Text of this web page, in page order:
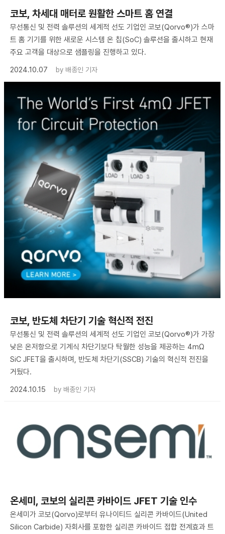
코보, 차세대 매터로 원활한 스마트 홈 연결
무선통신 및 전력 솔루션의 세계적 선도 기업인 코보(Qorvo®)가 스마
트 홈 기기를 위한 새로운 시스템 온 칩(SoC) 솔루션을 출시하고 현재
주요 고객을 대상으로 샘플링을 진행하고 있다.
2024.10.07
by 배종인 기자
코보, 반도체 차단기 기술 혁신적 전진
무선통신 및 전력 솔루션의 세계적 선도 기업인 코보(Qorvo®)가 가장
낮은 온저항으로 기계식 차단기보다 탁월한 성능을 제공하는 4mΩ
SiC JFET을 출시하며, 반도체 차단기(SSCB) 기술의 혁신적 전진을
거뒀다.
2024.10.15
by 배종인 기자
​온세미, 코보의 실리콘 카바이드 JFET 기술 인수
온세미가 코보(Qorvo)로부터 유나이티드 실리콘 카바이드(United
Silicon Carbide) 자회사를 포함한 실리콘 카바이드 접합 전계효과 트